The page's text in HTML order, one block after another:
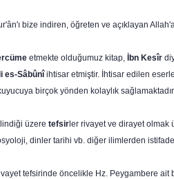
bize indiren, öğreten ve açıklayan
etmekte olduğumuz kitap, İbn Kesîr
es-Sâbûnîihtisar etmiştir. İhtisar edilen
birçok yönden kolaylık
üzere tefsir ler rivayet ve dirayet olmak
dinler tarihi vb. diğer ilimlerden
tefsirinde öncelikle Hz. Peygambere